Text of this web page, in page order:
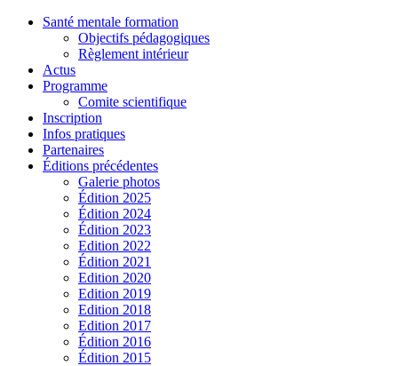
Santé mentale formation
Objectifs pédagogiques
Règlement intérieur
Actus
Programme
Comite scientifique
Inscription
Infos pratiques
Partenaires
Éditions précédentes
Galerie photos
Édition 2025
Édition 2024
Édition 2023
Edition 2022
Édition 2021
Edition 2020
Edition 2019
Edition 2018
Edition 2017
Édition 2016
Édition 2015